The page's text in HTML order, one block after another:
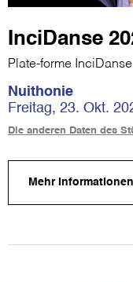
InciDanse
Plate-forme
Nuithonie
Freitag, 23. Okt.
Die anderen Daten des
Mehr Informationen